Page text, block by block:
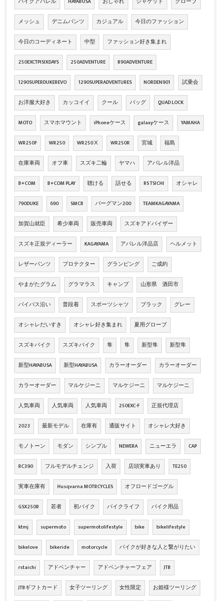
メッシュ デニムパンツ カジュアル 今日のファッション
今日のコーディネート 中型 ファッション好き集まれ
250EXCTPISIXDAYS 250ADVENTURE 890ADVENTURE
1290SUPERDUKEREVO 1290SUPERADVENTURES NORDEN901 試乗会
お洋服大好き カッコイイ クール バッグ QUAD LOCK
MOTO スマホマウント iPhoneケース galaxyケース YAMAHA
WR250F WR250 WR250Ⅹ WR250R 宮城 福島
在庫車両 オフ車 スズキ二輪 ヤマハ アパレル洋品
B+COM B+COM PLAY 聴ける 話せる RS TSICHI オシャレ
790DUKE 690 SMCR バーグマン200 TEAMKAGAYAMA
加賀山就臣 希少車両 販売車両 スズキアドバイザー
スズキ正規ディーラー KAGAYAMA アパレル洋品店 ヘルメット
レザーパンツ プロテクター グランピング ご成約
やまがたグラム グラマラス キャンプ 山形県 酒田市
バイパス沿い 普段着 スポーツシャツ ブラック グレー
オシャレだいすき オシャレ好き集まれ 夏用グローブ
スズキバイク スズキバイク 隼 隼 新型隼 新型隼
新型HAYABUSA 新型HAYABUSA カラーオーダー カラーオーダー
カラーオーダー マルケジーニ マルケジーニ マルケジーニ
人気車両 人気車両 人気車両 250EXC-F 正規代理店
2023 最新モデル 在庫有 通販サイト オシャレ大好き
モノトーン モダン シンプル NEWERA ニューエラ CAP
RC390 フルモデルチェンジ 入荷 店頭実車あり TE250
実車在庫有 Husqvarna MOTRCYCLES オフロードゴーグル
GSX250R 若者 初バイク バイクライフ バイク用品
ktmj supermoto supermotolifestyle bike bikelifestyle
bikelove bikeride motorcycle バイクが好きな人と繋がりたい
rstaichi アドベンチャー アドベンチャーフェア JTB
JTBギフトカード 女子ツーリング 女性限定 お姫様ツーリング